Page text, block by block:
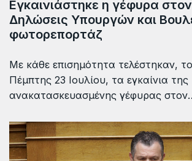
Εγκαινιάστηκε η γέφυρα
Δηλώσεις Υπουργών και
φωτορεπορτάζ
Με κάθε επισημότητα τελέστηκαν,
Πέμπτης 23 Ιουλίου, τα εγκαίνια της
ανακατασκευασμένης γέφυρας